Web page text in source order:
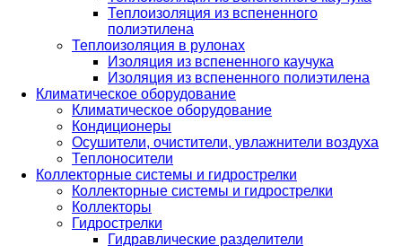
Теплоизоляция из вспененного
полиэтилена
Теплоизоляция в рулонах
Изоляция из вспененного каучука
Изоляция из вспененного полиэтилена
Климатическое оборудование
Климатическое оборудование
Кондиционеры
Осушители, очистители, увлажнители воздуха
Теплоносители
Коллекторные системы и гидрострелки
Коллекторные системы и гидрострелки
Коллекторы
Гидрострелки
Гидравлические разделители